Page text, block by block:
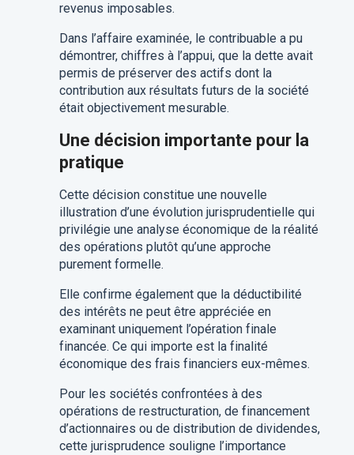
revenus imposables.
Dans l’affaire examinée, le contribuable a pu
démontrer, chiffres à l’appui, que la dette avait
permis de préserver des actifs dont la
contribution aux résultats futurs de la société
était objectivement mesurable.
Une décision importante pour la
pratique
Cette décision constitue une nouvelle
illustration d’une évolution jurisprudentielle qui
privilégie une analyse économique de la réalité
des opérations plutôt qu’une approche
purement formelle.
Elle confirme également que la déductibilité
des intérêts ne peut être appréciée en
examinant uniquement l’opération finale
financée. Ce qui importe est la finalité
économique des frais financiers eux-mêmes.
Pour les sociétés confrontées à des
opérations de restructuration, de financement
d’actionnaires ou de distribution de dividendes,
cette jurisprudence souligne l’importance